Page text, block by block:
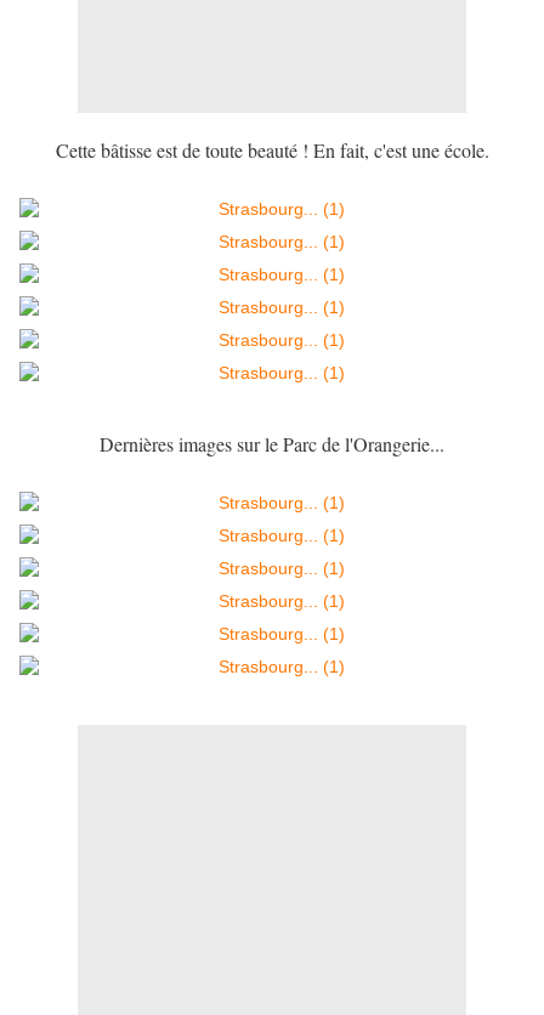
Cette bâtisse est de toute beauté ! En fait, c'est une école.
Dernières images sur le Parc de l'Orangerie...